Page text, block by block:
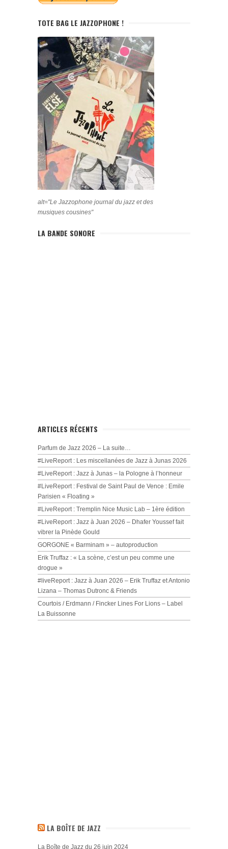
TOTE BAG LE JAZZOPHONE !
alt="Le Jazzophone journal du jazz et des
musiques cousines"
LA BANDE SONORE
ARTICLES RÉCENTS
Parfum de Jazz 2026 – La suite…
#LiveReport : Les miscellanées de Jazz à Junas 2026
#LiveReport : Jazz à Junas – la Pologne à l’honneur
#LiveReport : Festival de Saint Paul de Vence : Emile
Parisien « Floating »
#LiveReport : Tremplin Nice Music Lab – 1ère édition
#LiveReport : Jazz à Juan 2026 – Dhafer Youssef fait
vibrer la Pinède Gould
GORGONE « Barminam » – autoproduction
Erik Truffaz : « La scène, c’est un peu comme une
drogue »
#liveReport : Jazz à Juan 2026 – Erik Truffaz et Antonio
Lizana – Thomas Dutronc & Friends
Courtois / Erdmann / Fincker Lines For Lions – Label
La Buissonne
LA BOÎTE DE JAZZ
La Boîte de Jazz du 26 juin 2024